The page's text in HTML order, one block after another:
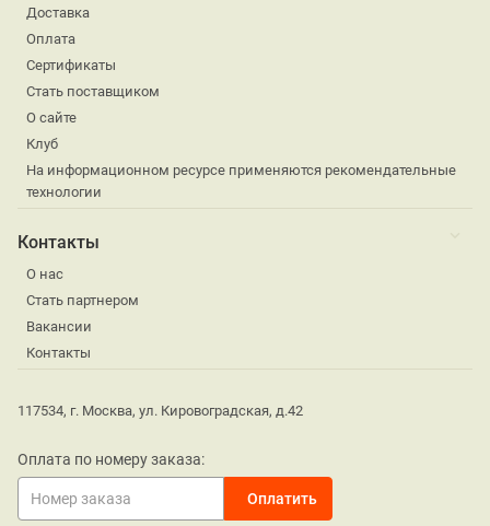
Доставка
Оплата
Сертификаты
Стать поставщиком
О сайте
Клуб
На информационном ресурсе применяются рекомендательные
технологии
Контакты
О нас
Стать партнером
Вакансии
Контакты
117534, г. Москва, ул. Кировоградская, д.42
Оплата по номеру заказа: